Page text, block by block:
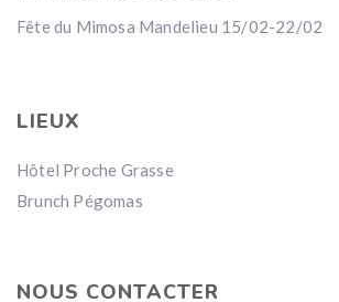
Fête du Mimosa Mandelieu 15/02-22/02
LIEUX
Hôtel Proche Grasse
Brunch Pégomas
NOUS CONTACTER